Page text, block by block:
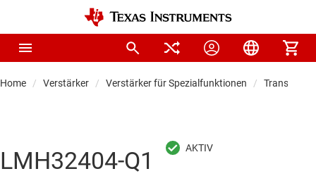
Home Verstärker Verstärker für Spezialfunktionen
LMH32404-Q1